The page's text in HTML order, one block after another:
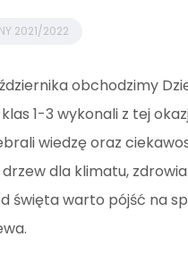
2021/2022
obchodzimy
1-3 wykonali z tej
wiedzę oraz
dla klimatu,
święta warto pójść na